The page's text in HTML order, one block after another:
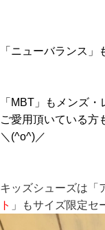
「ニューバランス」
「MBT」もメンズ
ご愛用頂いている方
＼(^o^)／
キッズシューズは「
ト 」もサイズ限定セ